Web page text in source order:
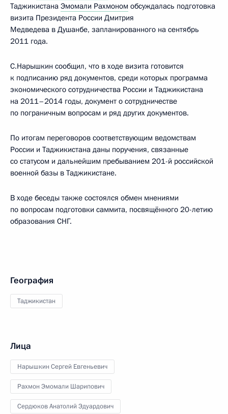
Таджикистана Эмомали Рахмоном обсуждалась подготовка
визита Президента России Дмитрия
Медведева в Душанбе, запланированного на сентябрь
2011 года.
С.Нарышкин сообщил, что в ходе визита готовится
к подписанию ряд документов, среди которых программа
экономического сотрудничества России и Таджикистана
на 2011–2014 годы, документ о сотрудничестве
по пограничным вопросам и ряд других документов.
По итогам переговоров соответствующим ведомствам
России и Таджикистана даны поручения, связанные
со статусом и дальнейшим пребыванием 201-й российской
военной базы в Таджикистане.
В ходе беседы также состоялся обмен мнениями
по вопросам подготовки саммита, посвящённого 20-летию
образования СНГ.
География
Таджикистан
Лица
Нарышкин Сергей Евгеньевич
Рахмон Эмомали Шарипович
Сердюков Анатолий Эдуардович